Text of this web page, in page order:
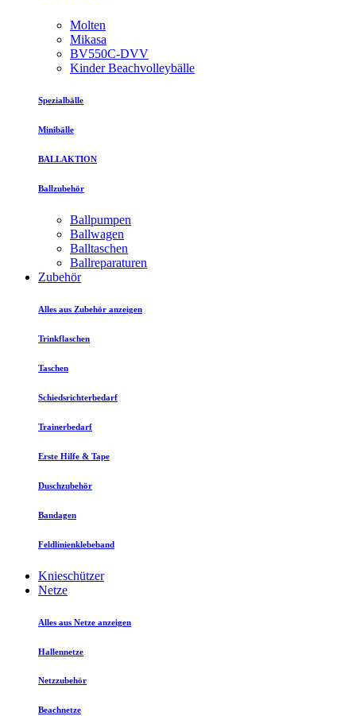
Molten
Mikasa
BV550C-DVV
Kinder Beachvolleybälle
Spezialbälle
Minibälle
BALLAKTION
Ballzubehör
Ballpumpen
Ballwagen
Balltaschen
Ballreparaturen
Zubehör
Alles aus Zubehör anzeigen
Trinkflaschen
Taschen
Schiedsrichterbedarf
Trainerbedarf
Erste Hilfe & Tape
Duschzubehör
Bandagen
Feldlinienklebeband
Knieschützer
Netze
Alles aus Netze anzeigen
Hallennetze
Netzzubehör
Beachnetze